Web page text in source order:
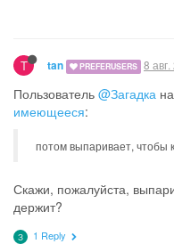
T tan PREFERUSERS 8
Пользователь @Загадка
имеющееся:
потом выпаривает, чтобы
Скажи, пожалуйста,
держит?
З 1 Reply